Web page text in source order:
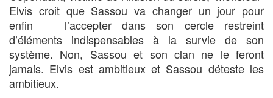
Elvis croit que Sassou va changer un jour pour
enfin l’accepter dans son cercle restreint
d’éléments indispensables à la survie de son
système. Non, Sassou et son clan ne le feront
jamais. Elvis est ambitieux et Sassou déteste les
ambitieux.